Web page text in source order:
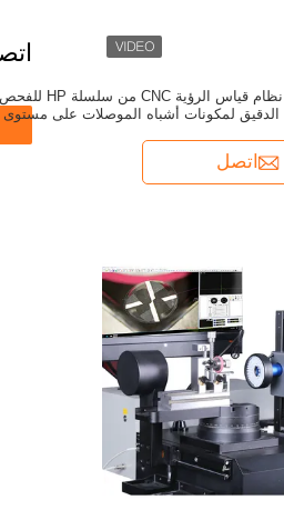
نظام قياس الرؤية CNC من سلسلة HP للفحص
الدقيق لمكونات أشباه الموصلات على مستوى
اتصل